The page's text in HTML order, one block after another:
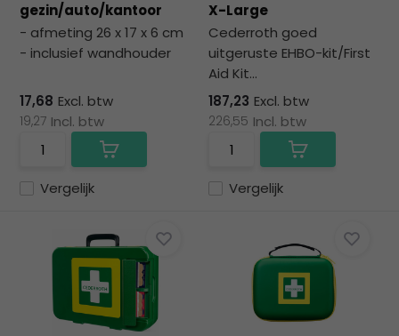
gezin/auto/kantoor
- afmeting 26 x 17 x 6 cm
- inclusief wandhouder
Vergelijk
17,68 Excl. btw
19,27 Incl. btw
X-Large
Cederroth goed
uitgeruste EHBO-kit/First
Aid Kit...
Vergelijk
187,23 Excl. btw
226,55 Incl. btw